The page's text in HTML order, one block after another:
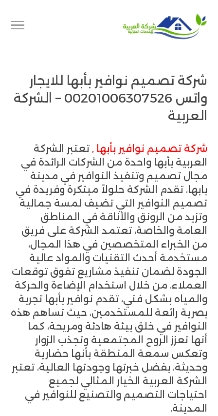
شركة تصميم نوافير بأبها للايجار
واتس 00201006307526 – الشركة
العربية
شركة تصميم نوافير بأبها , تعتبر الشركة
العربية بأبها واحدة من الشركات الرائدة في
مجال تصميم وتنفيذ النوافير في مدينة
بابها، تقدم الشركة حلولاً مبتكرة وفريدة في
تصميم النوافير التي تضيف لمسة جمالية
وتزيد من الرونق والأناقة في المناطق
العامة والخاصة، تعتمد الشركة على فريق
من الخبراء المتخصصين في هذا المجال،
مستخدمة أحدث التقنيات والمواد عالية
الجودة لضمان تنفيذ مشاريع تفوق توقعات
العملاء، من خلال استخدام الإضاءة والحركة
والمياه بشكل فني، تقدم نوافير بأبها تجربة
بصرية رائعة للمستخدمين، حيث تساهم هذه
النوافير في خلق بيئة هادئة ومريحة، كما
أنها تعزز الروح المجتمعية وتجذب الزوار
وتعكس سمعة المنطقة بأنها حضارية
وحديثة، بفضل خبرتها وجودتها العالية، تعتبر
الشركة العربية الخيار المثالي لجميع
احتياجات التصميم والتصنيع للنوافير في
المدينة.